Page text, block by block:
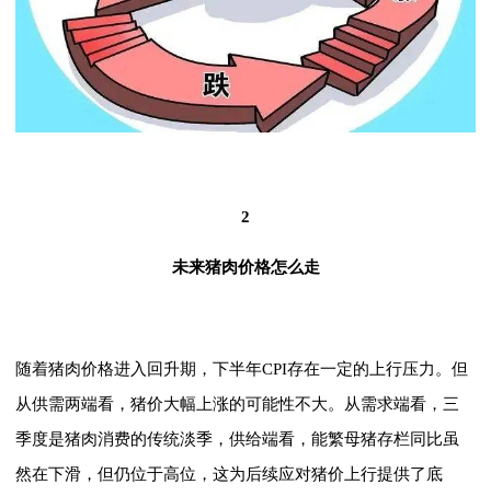
2
未来猪肉价格怎么走
随着猪肉价格进入回升期，下半年CPI存在一定的上行压力。但
从供需两端看，猪价大幅上涨的可能性不大。从需求端看，三
季度是猪肉消费的传统淡季，供给端看，能繁母猪存栏同比虽
然在下滑，但仍位于高位，这为后续应对猪价上行提供了底